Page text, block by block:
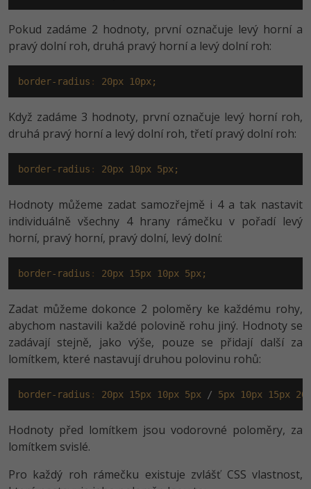
Copywriter
WordPress specialista
SEO specialista
-41%
Umělá inteligence (AI) -10%
Pro děti
Více
Windows
Linux
Sítě
Elektronický podpis
Fórum
Fórum
Blog
Kariéra
Pro firmy
Pokud zadáme 2 hodnoty, první označuje levý horní a
pravý dolní roh, druhá pravý horní a levý dolní roh:
border-radius : 20px 10px;
Když zadáme 3 hodnoty, první označuje levý horní roh,
druhá pravý horní a levý dolní roh, třetí pravý dolní roh:
border-radius : 20px 10px 5px;
Hodnoty můžeme zadat samozřejmě i 4 a tak nastavit
individuálně všechny 4 hrany rámečku v pořadí levý
horní, pravý horní, pravý dolní, levý dolní:
border-radius : 20px 15px 10px 5px;
Zadat můžeme dokonce 2 poloměry ke každému rohy,
abychom nastavili každé polovině rohu jiný. Hodnoty se
zadávají stejně, jako výše, pouze se přidají další za
lomítkem, které nastavují druhou polovinu rohů:
border-radius : 20px 15px 10px 5px / 5px 10px 15px
Hodnoty před lomítkem jsou vodorovné poloměry, za
lomítkem svislé.
Pro každý roh rámečku existuje zvlášť CSS vlastnost,